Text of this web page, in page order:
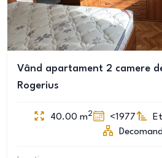
Vând apartament 2 camere
Rogerius
40.00 m2 <1977